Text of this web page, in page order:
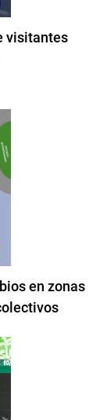
visitantes
en zonas